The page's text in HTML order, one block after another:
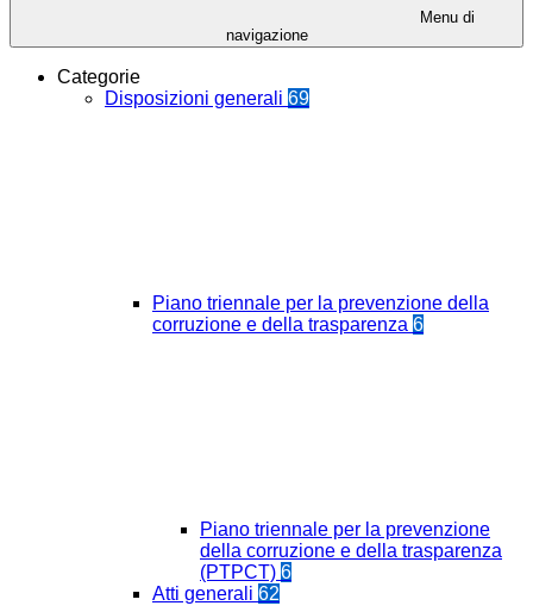
Menu di
navigazione
Categorie
Disposizioni generali 69
Piano triennale per la prevenzione della
corruzione e della trasparenza 6
Piano triennale per la prevenzione
della corruzione e della trasparenza
(PTPCT) 6
Atti generali 62